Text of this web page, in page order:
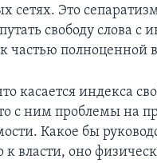
сетях. Это
свободу слова с
частью полноценной
касается индекса
с ним проблемы на
Какое бы
к власти, оно